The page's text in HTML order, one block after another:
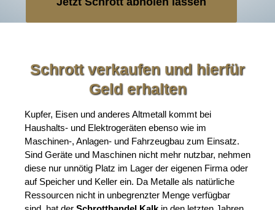
Schrott verkaufen und hierfür
Geld erhalten
Kupfer, Eisen und anderes Altmetall kommt bei
Haushalts- und Elektrogeräten ebenso wie im
Maschinen-, Anlagen- und Fahrzeugbau zum Einsatz.
Sind Geräte und Maschinen nicht mehr nutzbar, nehmen
diese nur unnötig Platz im Lager der eigenen Firma oder
auf Speicher und Keller ein. Da Metalle als natürliche
Ressourcen nicht in unbegrenzter Menge verfügbar